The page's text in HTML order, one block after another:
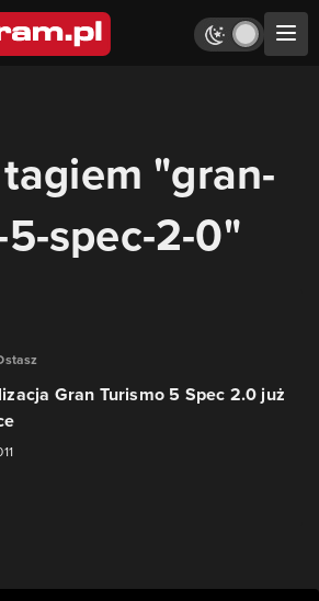
"gran-
spec-2-0"
Gran Turismo 5 Spec 2.0 już